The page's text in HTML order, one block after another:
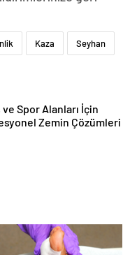
Kaza Seyhan
Spor Alanları İçin
Zemin Çözümleri